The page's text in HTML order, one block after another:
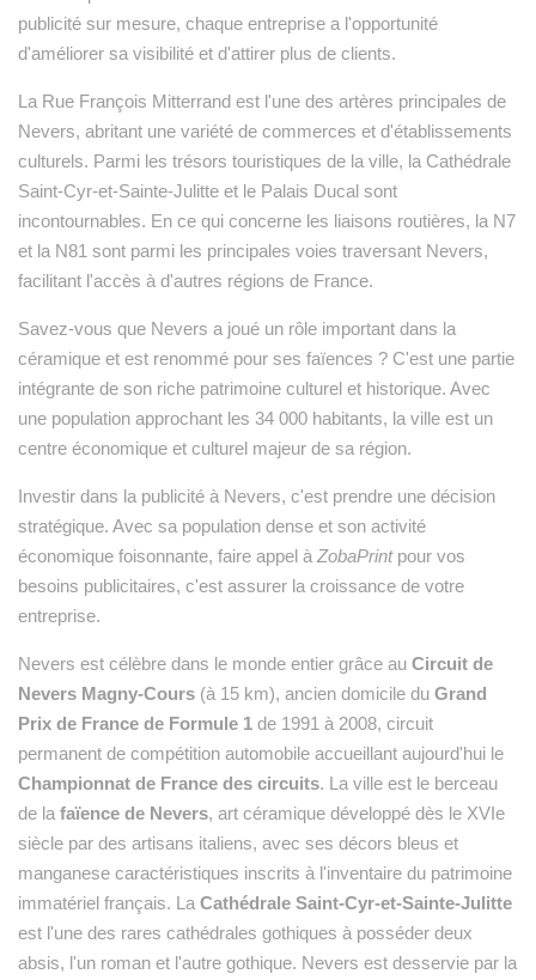
publicité sur mesure, chaque entreprise a l'opportunité
d'améliorer sa visibilité et d'attirer plus de clients.
La Rue François Mitterrand est l'une des artères principales de
Nevers, abritant une variété de commerces et d'établissements
culturels. Parmi les trésors touristiques de la ville, la Cathédrale
Saint-Cyr-et-Sainte-Julitte et le Palais Ducal sont
incontournables. En ce qui concerne les liaisons routières, la N7
et la N81 sont parmi les principales voies traversant Nevers,
facilitant l'accès à d'autres régions de France.
Savez-vous que Nevers a joué un rôle important dans la
céramique et est renommé pour ses faïences ? C'est une partie
intégrante de son riche patrimoine culturel et historique. Avec
une population approchant les 34 000 habitants, la ville est un
centre économique et culturel majeur de sa région.
Investir dans la publicité à Nevers, c'est prendre une décision
stratégique. Avec sa population dense et son activité
économique foisonnante, faire appel à ZobaPrintpour vos
besoins publicitaires, c'est assurer la croissance de votre
entreprise.
Nevers est célèbre dans le monde entier grâce au Circuit de
Nevers Magny-Cours (à 15 km), ancien domicile du Grand
Prix de France de Formule 1 de 1991 à 2008, circuit
permanent de compétition automobile accueillant aujourd'hui le
Championnat de France des circuits. La ville est le berceau
de la faïence de Nevers, art céramique développé dès le XVIe
siècle par des artisans italiens, avec ses décors bleus et
manganese caractéristiques inscrits à l'inventaire du patrimoine
immatériel français. La Cathédrale Saint-Cyr-et-Sainte-Julitte
est l'une des rares cathédrales gothiques à posséder deux
absis, l'un roman et l'autre gothique. Nevers est desservie par la